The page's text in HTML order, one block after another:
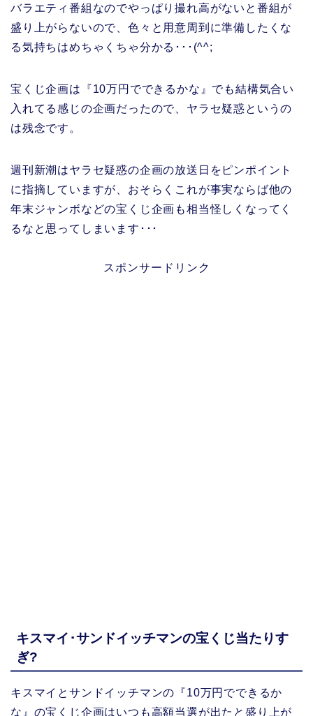
バラエティ番組なのでやっぱり撮れ高がないと番組が
盛り上がらないので、色々と用意周到に準備したくな
る気持ちはめちゃくちゃ分かる･･･(^^;
宝くじ企画は『10万円でできるかな』でも結構気合い
入れてる感じの企画だったので、ヤラセ疑惑というの
は残念です。
週刊新潮はヤラセ疑惑の企画の放送日をピンポイント
に指摘していますが、おそらくこれが事実ならば他の
年末ジャンボなどの宝くじ企画も相当怪しくなってく
るなと思ってしまいます･･･
スポンサードリンク
キスマイ･サンドイッチマンの宝くじ当たりす
ぎ?
キスマイとサンドイッチマンの『10万円でできるか
な』の宝くじ企画はいつも高額当選が出たと盛り上が